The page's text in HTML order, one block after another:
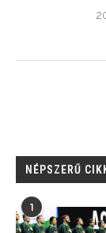
NÉPSZERŰ
1